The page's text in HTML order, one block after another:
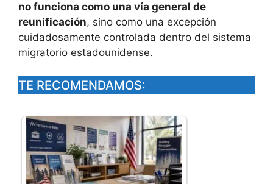
no funciona como una vía general de
reunificación, sino como una excepción
cuidadosamente controlada dentro del sistema
migratorio estadounidense.
TE RECOMENDAMOS: